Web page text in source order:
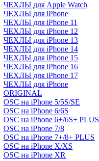
ЧЕХЛЫ для Apple Watch
ЧЕХЛЫ для iPhone
ЧЕХЛЫ для iPhone 11
ЧЕХЛЫ для iPhone 12
ЧЕХЛЫ для iPhone 13
ЧЕХЛЫ для iPhone 14
ЧЕХЛЫ для iPhone 15
ЧЕХЛЫ для iPhone 16
ЧЕХЛЫ для iPhone 17
ЧЕХЛЫ для iPhone
ORIGINAL
OSC на iPhone 5/5S/SE
OSC на iPhone 6/6S
OSC на iPhone 6+/6S+ PLUS
OSC на iPhone 7/8
OSC на iPhone 7+/8+ PLUS
OSC на iPhone X/XS
OSC на iPhone XR